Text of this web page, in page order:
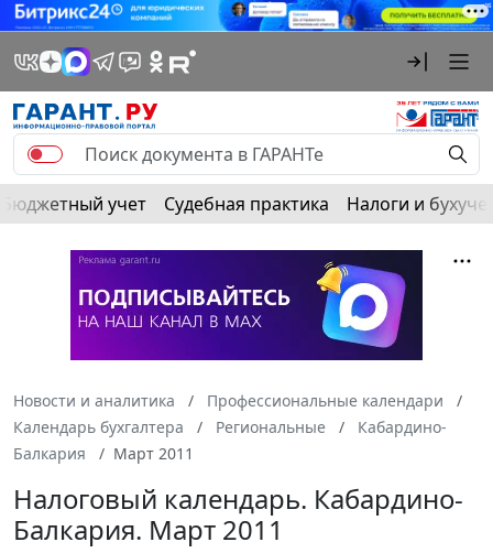
Бюджетный учет Судебная практика Налоги и
Новости и аналитика
Профессиональные календари
Календарь бухгалтера
Региональные
Кабардино-
Балкария
Март 2011
Налоговый календарь. Кабардино-
Балкария. Март 2011